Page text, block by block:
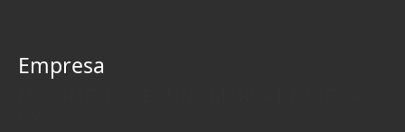
Empresa